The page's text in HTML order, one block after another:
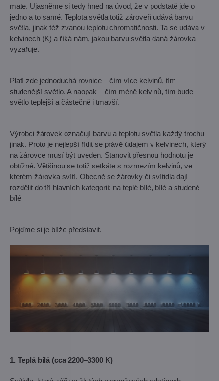
mate. Ujasněme si tedy hned na úvod, že v podstatě jde o
jedno a to samé. Teplota světla totiž zároveň udává barvu
světla, jinak též zvanou teplotu chromatičnosti. Ta se udává v
kelvinech (K) a říká nám, jakou barvu světla daná žárovka
vyzařuje.
Platí zde jednoduchá rovnice – čím více kelvinů, tím
studenější světlo. A naopak – čím méně kelvinů, tím bude
světlo teplejší a částečně i tmavší.
Výrobci žárovek označují barvu a teplotu světla každý trochu
jinak. Proto je nejlepší řídit se právě údajem v kelvinech, který
na žárovce musí být uveden. Stanovit přesnou hodnotu je
obtížné. Většinou se totiž setkáte s rozmezím kelvinů, ve
kterém žárovka svítí. Obecně se žárovky či svítidla dají
rozdělit do tří hlavních kategorií: na teplé bílé, bílé a studené
bílé.
Pojďme si je blíže představit.
1. Teplá bílá (cca 2200–3300 K)